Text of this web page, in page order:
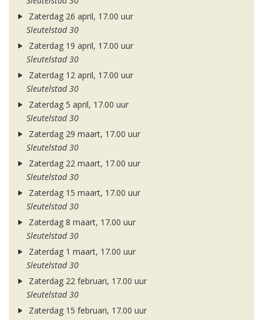
Zaterdag 26 april, 17.00 uur
Sleutelstad 30
Zaterdag 19 april, 17.00 uur
Sleutelstad 30
Zaterdag 12 april, 17.00 uur
Sleutelstad 30
Zaterdag 5 april, 17.00 uur
Sleutelstad 30
Zaterdag 29 maart, 17.00 uur
Sleutelstad 30
Zaterdag 22 maart, 17.00 uur
Sleutelstad 30
Zaterdag 15 maart, 17.00 uur
Sleutelstad 30
Zaterdag 8 maart, 17.00 uur
Sleutelstad 30
Zaterdag 1 maart, 17.00 uur
Sleutelstad 30
Zaterdag 22 februari, 17.00 uur
Sleutelstad 30
Zaterdag 15 februari, 17.00 uur